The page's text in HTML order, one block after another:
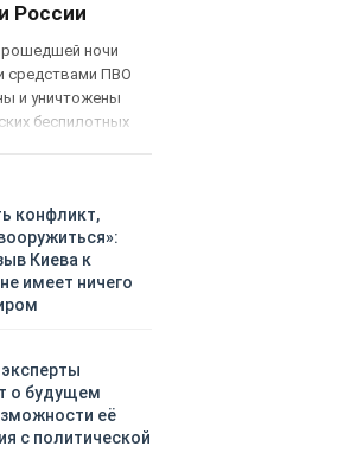
России
ночи
средствами ПВО
и уничтожены
беспилотных
Белгородской,
Калужской,
Ростовской,
региона,
Крым, Республики
Краснодарского
конфликт,
Киева к
имеет ничего
о будущем
её
с политической